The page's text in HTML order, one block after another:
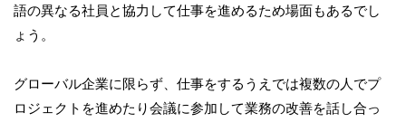
語の異なる社員と協力して仕事を進めるため場面もあるでし
ょう。
グローバル企業に限らず、仕事をするうえでは複数の人でプ
ロジェクトを進めたり会議に参加して業務の改善を話し合っ